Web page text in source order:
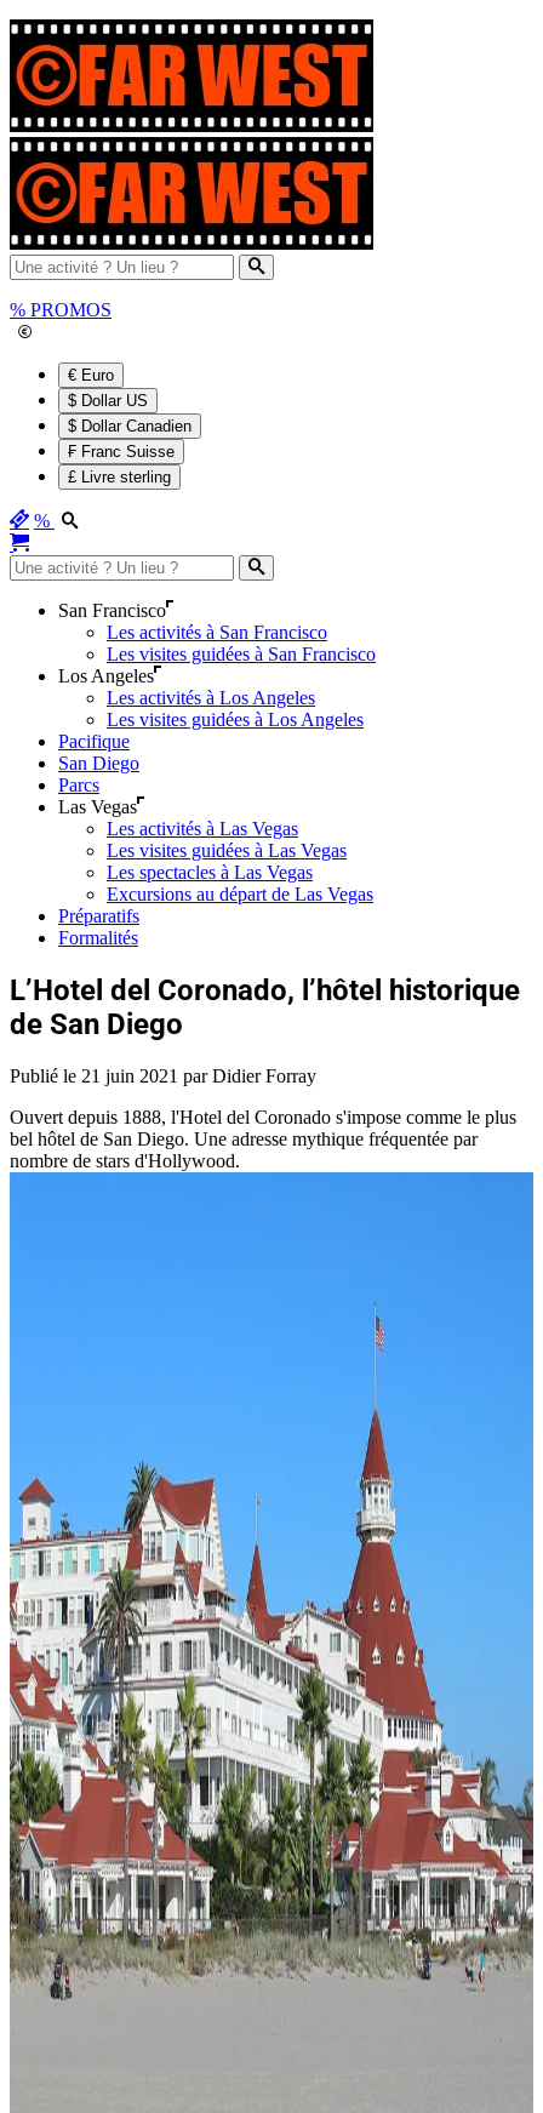
% PROMOS
€ Euro
$ Dollar US
$ Dollar Canadien
₣ Franc Suisse
£ Livre sterling
%
San Francisco
Les activités à San Francisco
Les visites guidées à San Francisco
Los Angeles
Les activités à Los Angeles
Les visites guidées à Los Angeles
Pacifique
San Diego
Parcs
Las Vegas
Les activités à Las Vegas
Les visites guidées à Las Vegas
Les spectacles à Las Vegas
Excursions au départ de Las Vegas
Préparatifs
Formalités
L’Hotel del Coronado, l’hôtel historique
de San Diego
Publié le 21 juin 2021 par Didier Forray
Ouvert depuis 1888, l'Hotel del Coronado s'impose comme le plus
bel hôtel de San Diego. Une adresse mythique fréquentée par
nombre de stars d'Hollywood.